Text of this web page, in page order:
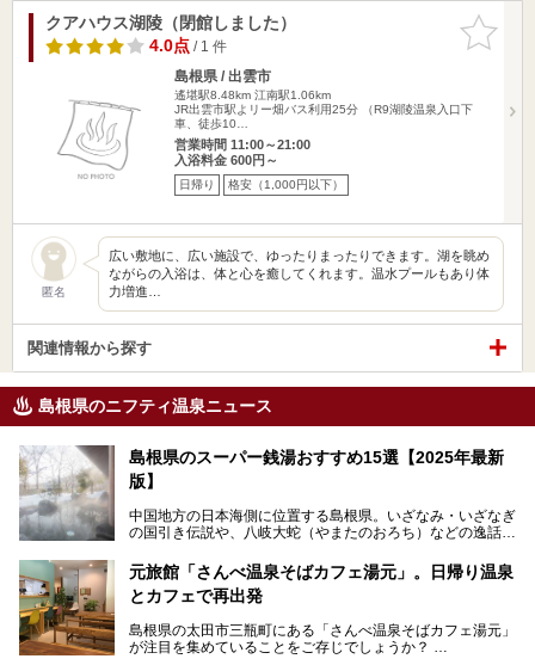
お気に入
りに追加
クアハウス湖陵（閉館しました）
4.0点/ 1 件
島根県 / 出雲市
遙堪駅8.48km 江南駅1.06km
JR出雲市駅よリー畑バス利用25分 （R9湖陵温泉入口下
車、徒歩10…
営業時間 11:00～21:00
入浴料金 600円～
日帰り 格安（1,000円以下）
匿名
広い敷地に、広い施設で、ゆったりまったりできます。湖を眺め
ながらの入浴は、体と心を癒してくれます。温水プールもあり体
力増進…
関連情報から探す
島根県のニフティ温泉ニュース
島根県のスーパー銭湯おすすめ15選【2025年最新
版】
中国地方の日本海側に位置する島根県。いざなみ・いざなぎ
の国引き伝説や、八岐大蛇（やまたのおろち）などの逸話が
の参拝客が訪れます。「出雲縁結び空港」への直行便なら、
首都圏からでも実は2時間圏内で到着できるアクセスも魅力
です。
市）など、古くから知られる温泉郷が多くあります。ゆった
り流れる時間のなかで、心の底からのんびりできるスーパー
元旅館「さんべ温泉そばカフェ湯元」。日帰り温泉
とカフェで再出発
島根県の太田市三瓶町にある「さんべ温泉そばカフェ湯元」
が注目を集めていることをご存じでしょうか？